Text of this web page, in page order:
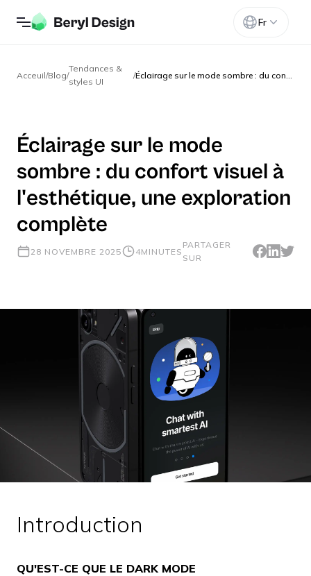
Fr
Acceuil/Blog/
Tendances &
styles UI
/
Éclairage sur le mode
sombre : du confort visuel à
l'esthétique, une exploration
complète
28 NOVEMBRE 2025 4MINUTES
PARTAGER
SUR
Introduction
QU'EST-CE QUE LE DARK MODE